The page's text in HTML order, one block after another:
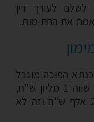
לעורך דין
החתימות.
מוגבל
לדוגמה, אם הבית שווה 1 מליון ש"ח,
להיות רק עד 200 אלף ש"ח וזה לא